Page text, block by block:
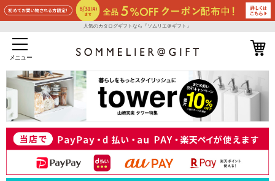
人気のカタログギフトなら『ソムリエ＠ギフト』
メニュー